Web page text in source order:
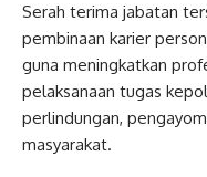
Serah terima jabatan
pembinaan karier
guna meningkatkan
pelaksanaan tugas
perlindungan,
masyarakat.